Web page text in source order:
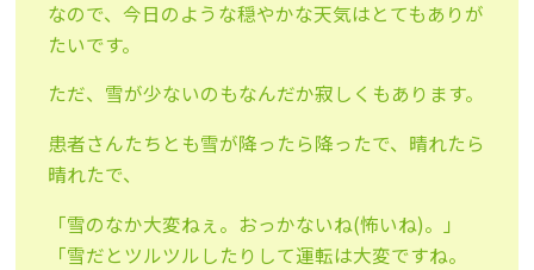
なので、今日のような穏やかな天気はとてもありが
たいです。
ただ、雪が少ないのもなんだか寂しくもあります。
患者さんたちとも雪が降ったら降ったで、晴れたら
晴れたで、
「雪のなか大変ねぇ。おっかないね(怖いね)。」
「雪だとツルツルしたりして運転は大変ですね。